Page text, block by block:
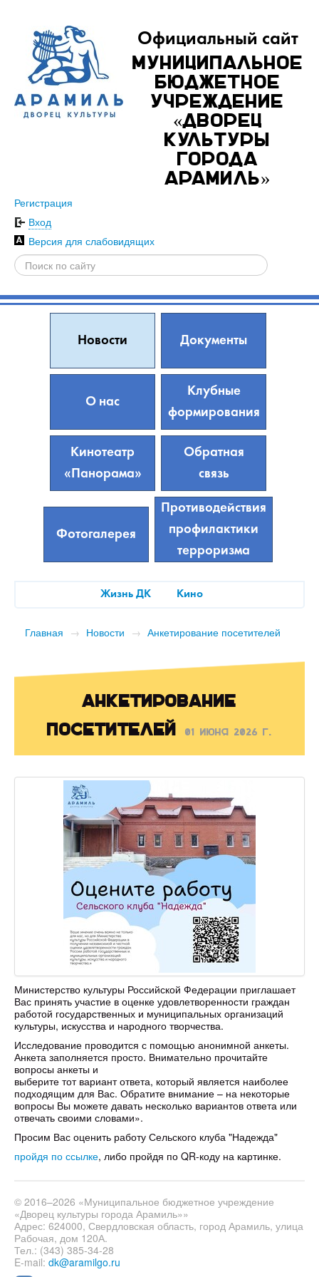
Официальный сайт
Муниципальное
бюджетное
учреждение
«Дворец
культуры
города
Арамиль»
Регистрация
Вход
Версия для слабовидящих
Новости Документы
О нас
Клубные
формирования
Кинотеатр
«Панорама»
Обратная
связь
Фотогалерея
Противодействия
профилактики
терроризма
Жизнь ДК Кино
Главная → Новости → Анкетирование посетителей
Анкетирование
посетителей
01 июня 2026 г.
Министерство культуры Российской Федерации приглашает
Вас принять участие в оценке удовлетворенности граждан
работой государственных и муниципальных организаций
культуры, искусства и народного творчества.
Исследование проводится с помощью анонимной анкеты.
Анкета заполняется просто. Внимательно прочитайте
вопросы анкеты и
выберите тот вариант ответа, который является наиболее
подходящим для Вас. Обратите внимание – на некоторые
вопросы Вы можете давать несколько вариантов ответа или
отвечать своими словами».
Просим Вас оценить работу Сельского клуба "Надежда"
пройдя по ссылке, либо пройдя по QR-коду на картинке.
© 2016–2026 «Муниципальное бюджетное учреждение
«Дворец культуры города Арамиль»»
Адрес: 624000, Свердловская область, город Арамиль, улица
Рабочая, дом 120А.
Тел.: (343) 385-34-28
E-mail: dk@aramilgo.ru